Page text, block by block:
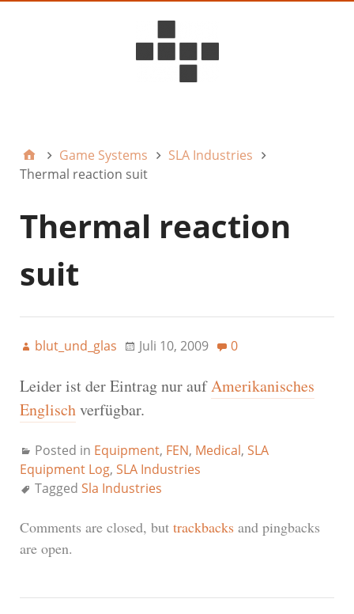
Game Systems
SLA Industries
Thermal reaction suit
Thermal reaction
suit
blut_und_glas Juli 10, 2009 0
Leider ist der Eintrag nur aufAmerikanisches
Englischverfügbar.
Posted in Equipment, FEN, Medical, SLA
Equipment Log, SLA Industries
Tagged Sla Industries
Comments are closed, but trackbacks and pingbacks
are open.